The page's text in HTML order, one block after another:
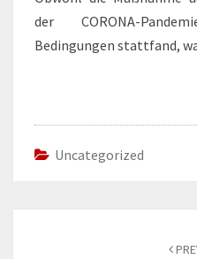
der CORONA-
Bedingungen stattfand,
Uncategorized